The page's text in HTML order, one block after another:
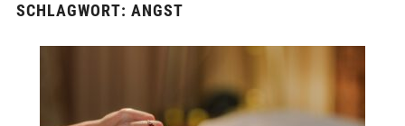
SCHLAGWORT: ANGST